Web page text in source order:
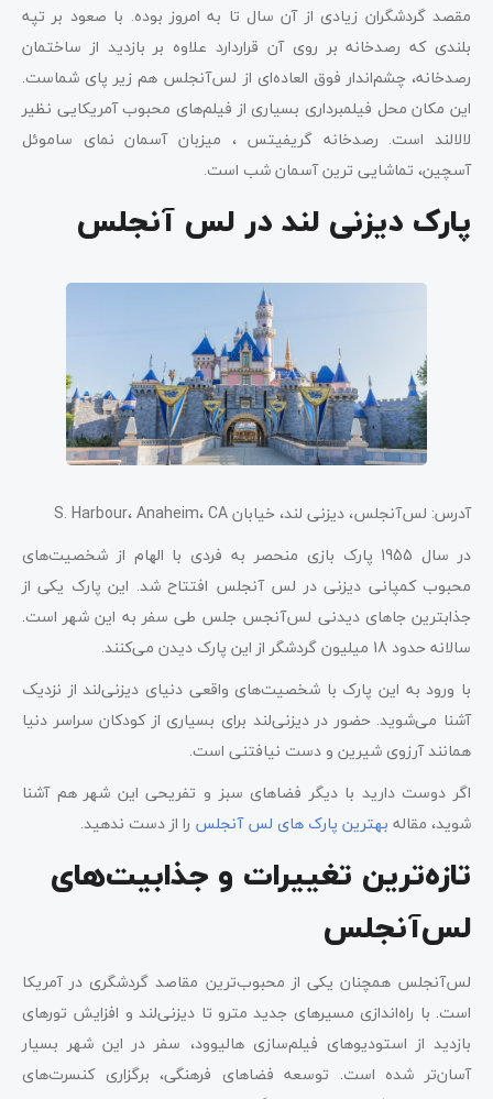
مقصد گردشگران زیادی از آن سال تا به امروز بوده. با صعود بر تپه
بلندی که رصدخانه بر روی آن قراردارد علاوه بر بازدید از ساختمان
رصدخانه، چشم‌اندار فوق العاده‌ای از لس‌آنجلس هم زیر پای شماست.
این مکان محل فیلمبرداری بسیاری از فیلم‌های محبوب آمریکایی نظیر
لالالند است. رصدخانه گریفیتس ، میزبان آسمان نمای ساموئل
آسچین، تماشایی ترین آسمان شب است.
پارک دیزنی لند در لس آنجلس
آدرس: لس‌آنجلس، دیزنی لند، خیابان S. Harbour، Anaheim، CA
در سال 1955 پارک بازی منحصر به فردی با الهام از شخصیت‌های
محبوب کمپانی دیزنی در لس آنجلس افتتاح شد. این پارک یکی از
جذابترین جاهای دیدنی لس‌آنجس جلس طی سفر به این شهر است.
سالانه حدود 18 میلیون گردشگر از این پارک دیدن می‌کنند.
با ورود به این پارک با شخصیت‌های واقعی دنیای دیزنی‌لند از نزدیک
آشنا می‌شوید. حضور در دیزنی‌لند برای بسیاری از کودکان سراسر دنیا
همانند آرزوی شیرین و دست نیافتنی است.
اگر دوست دارید با دیگر فضاهای سبز و تفریحی این شهر هم آشنا
شوید، مقاله بهترین پارک‌ های لس‌ آنجلس را از دست ندهید.
تازه‌ترین تغییرات و جذابیت‌های
لس‌آنجلس
لس‌آنجلس همچنان یکی از محبوب‌ترین مقاصد گردشگری در آمریکا
است. با راه‌اندازی مسیرهای جدید مترو تا دیزنی‌لند و افزایش تورهای
بازدید از استودیوهای فیلم‌سازی هالیوود، سفر در این شهر بسیار
آسان‌تر شده است. توسعه فضاهای فرهنگی، برگزاری کنسرت‌های